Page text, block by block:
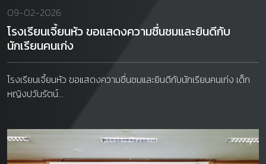
09-02-2026
โรงเรียนเจี้ยนหัว ขอแสดงความชื่นชมและยินดีกับ
นักเรียนคนเก่ง
โรงเรียนเจี้ยนหัว ขอแสดงความชื่นชมและยินดีกับนักเรียนคนเก่ง เด็ก
หญิงปวันรัตน์...